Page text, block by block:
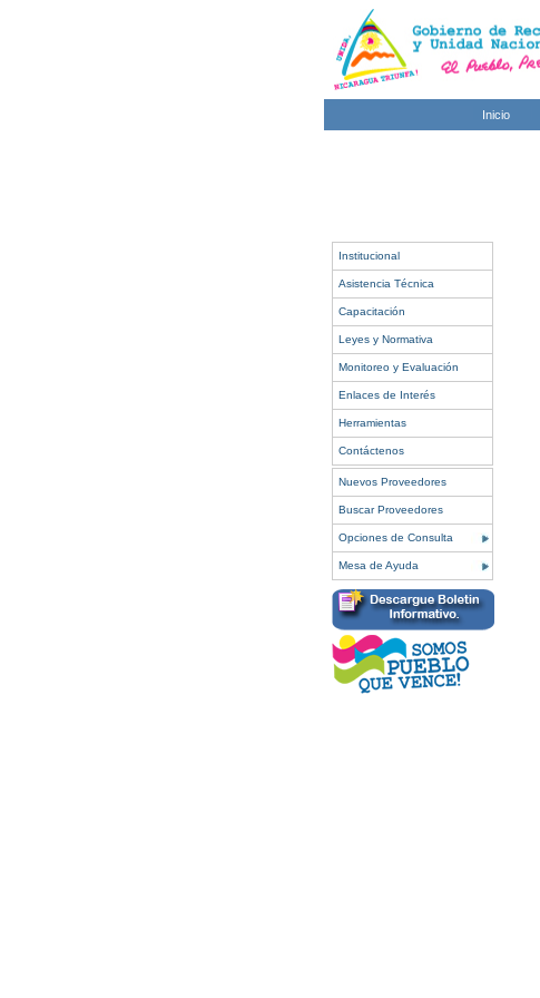
Inicio
Institucional
Asistencia Técnica
Capacitación
Leyes y Normativa
Monitoreo y Evaluación
Enlaces de Interés
Herramientas
Contáctenos
Nuevos Proveedores
Buscar Proveedores
Opciones de Consulta
Mesa de Ayuda